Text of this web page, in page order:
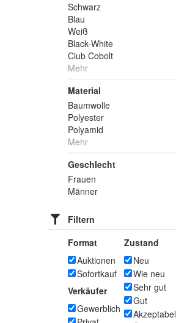
Schwarz
Blau
Weiß
Black-White
Club Cobolt
Mehr
Material
Baumwolle
Polyester
Polyamid
Mehr
Geschlecht
Frauen
Männer
Filtern
Format
Auktionen
Sofortkauf
Verkäufer
Gewerblich
Zustand
Neu
Wie neu
Sehr gut
Gut
Akzeptabel